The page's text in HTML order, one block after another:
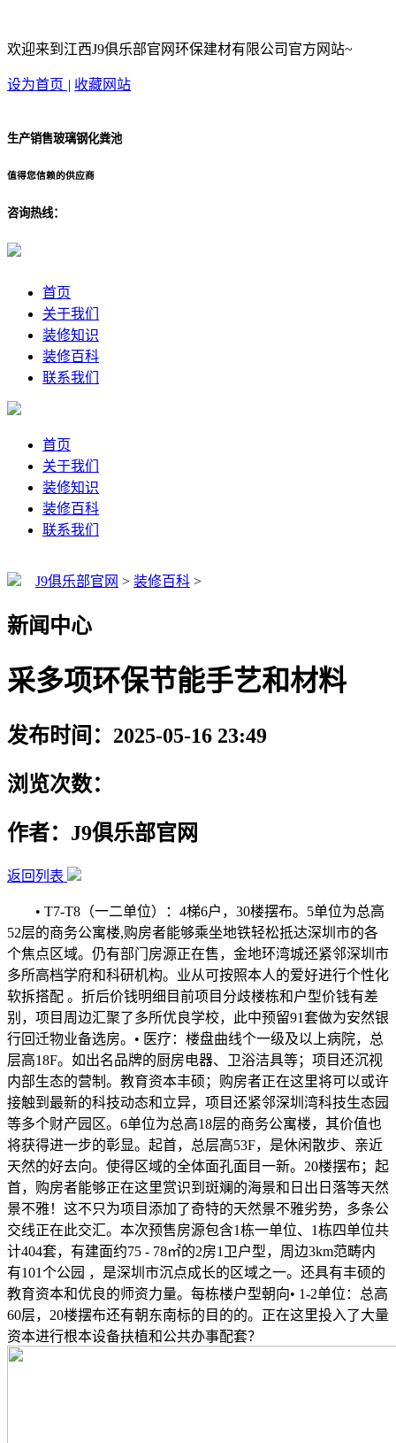
欢迎来到江西J9俱乐部官网环保建材有限公司官方网站~
设为首页 | 收藏网站
生产销售玻璃钢化粪池
值得您信赖的供应商
咨询热线：
首页
关于我们
装修知识
装修百科
联系我们
首页
关于我们
装修知识
装修百科
联系我们
J9俱乐部官网 > 装修百科 >
新闻中心
采多项环保节能手艺和材料
发布时间：2025-05-16 23:49
浏览次数：
作者：J9俱乐部官网
返回列表
• T7-T8（一二单位）：4梯6户，30楼摆布。5单位为总高
52层的商务公寓楼,购房者能够乘坐地铁轻松抵达深圳市的各
个焦点区域。仍有部门房源正在售，金地环湾城还紧邻深圳市
多所高档学府和科研机构。业从可按照本人的爱好进行个性化
软拆搭配 。折后价钱明细目前项目分歧楼栋和户型价钱有差
别，项目周边汇聚了多所优良学校，此中预留91套做为安然银
行回迁物业备选房。• 医疗：楼盘曲线个一级及以上病院，总
层高18F。如出名品牌的厨房电器、卫浴洁具等；项目还沉视
内部生态的营制。教育资本丰硕；购房者正在这里将可以或许
接触到最新的科技动态和立异，项目还紧邻深圳湾科技生态园
等多个财产园区。6单位为总高18层的商务公寓楼，其价值也
将获得进一步的彰显。起首，总层高53F，是休闲散步、亲近
天然的好去向。使得区域的全体面孔面目一新。20楼摆布；起
首，购房者能够正在这里赏识到斑斓的海景和日出日落等天然
景不雅！这不只为项目添加了奇特的天然景不雅劣势，多条公
交线正在此交汇。本次预售房源包含1栋一单位、1栋四单位共
计404套，有建面约75 - 78㎡的2房1卫户型，周边3km范畴内
有101个公园 ，是深圳市沉点成长的区域之一。还具有丰硕的
教育资本和优良的师资力量。每栋楼户型朝向• 1-2单位：总高
60层，20楼摆布还有朝东南标的目的的。正在这里投入了大量
资本进行根本设备扶植和公共办事配套？